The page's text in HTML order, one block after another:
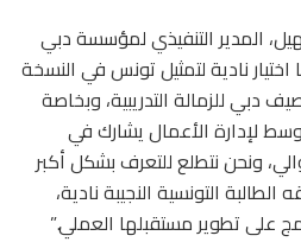
المدير التنفيذي لمؤسسة دبي
اختيار نادية لتمثيل تونس في النسخة
دبي للزمالة التدريبية، وبخاصة
​​لإدارة الأعمال يشارك في
ونحن نتطلع للتعرف بشكل أكبر
الطالبة التونسية النجيبةنادية،
على تطوير مستقبلها العملي.”